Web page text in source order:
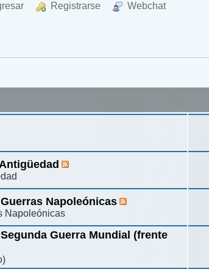
Registrarse Webchat
Napoleónicas
Napoleónicas
Guerra Mundial (frente